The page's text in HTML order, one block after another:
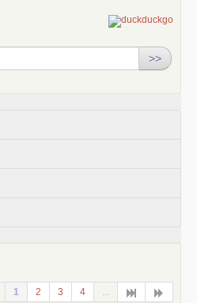
>>
1 2 3 4 ...